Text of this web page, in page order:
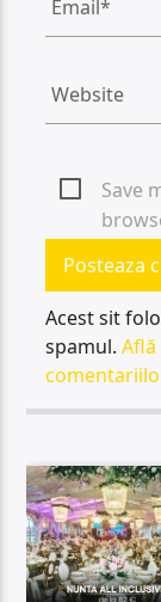
Save
Acest sit
spamul.